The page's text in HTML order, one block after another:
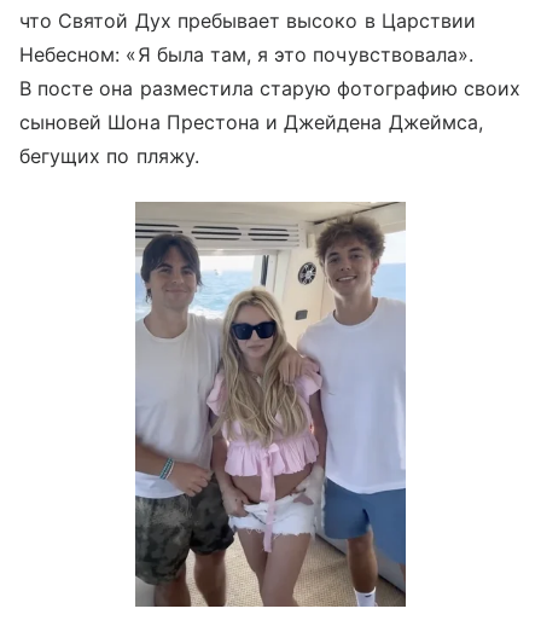
что Святой Дух пребывает высоко в Царствии
Небесном: «Я была там, я это почувствовала».
В посте она разместила старую фотографию своих
сыновей Шона Престона и Джейдена Джеймса,
бегущих по пляжу.